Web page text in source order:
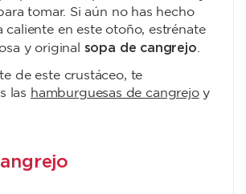
tomar. Si aún no has hecho
caliente en este otoño, estrénate
y original sopa de cangrejo.
de este crustáceo, te
las hamburguesas de cangrejoy